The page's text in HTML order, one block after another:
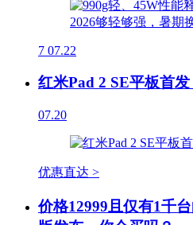
7 07.22
红米Pad 2 SE平板首发
07.20
优惠直达 >
价格12999且仅有1千